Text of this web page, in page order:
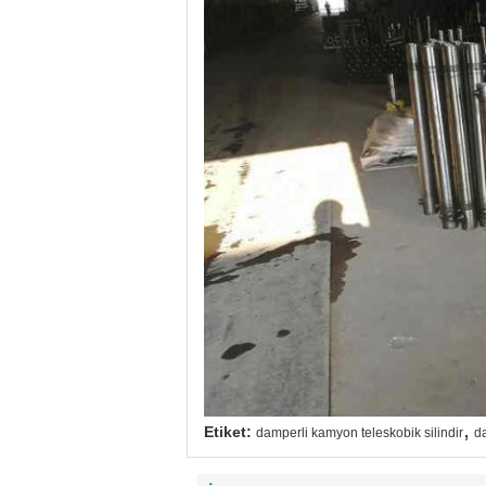
Etiket: damperli kamyon teleskobik silindir,